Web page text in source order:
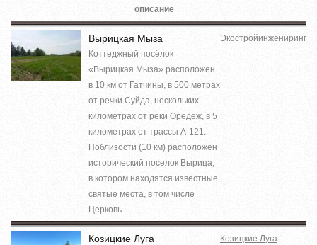
описание
Вырицкая Мыза
Коттеджный посёлок
«Вырицкая Мыза» расположен
в 10 км от Гатчины, в 500 метрах
от речки Суйда, нескольких
километрах от реки Оредеж, в 5
километрах от трассы А-121.
Поблизости (10 км) расположен
исторический поселок Вырица,
в котором находятся известные
святые места, в том числе
Церковь ...
Экостройинжениринг
Козицкие Луга Козицкие Луга